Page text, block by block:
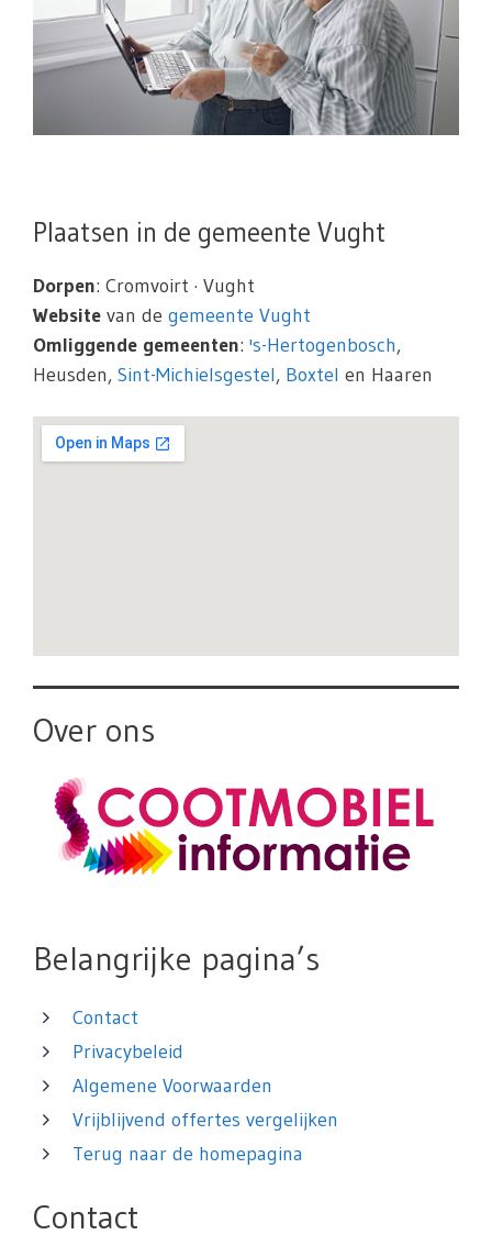
Plaatsen in de gemeente Vught
Dorpen: Cromvoirt · Vught
Website van de gemeente Vught
Omliggende gemeenten: 's-Hertogenbosch,
Heusden, Sint-Michielsgestel, Boxtel en Haaren
Over ons
Belangrijke pagina’s
Contact
Privacybeleid
Algemene Voorwaarden
Vrijblijvend offertes vergelijken
Terug naar de homepagina
Contact